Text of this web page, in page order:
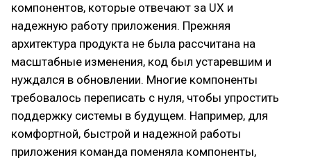
компонентов, которые отвечают за UX и
надежную работу приложения. Прежняя
архитектура продукта не была рассчитана на
масштабные изменения, код был устаревшим и
нуждался в обновлении. Многие компоненты
требовалось переписать с нуля, чтобы упростить
поддержку системы в будущем. Например, для
комфортной, быстрой и надежной работы
приложения команда поменяла компоненты,